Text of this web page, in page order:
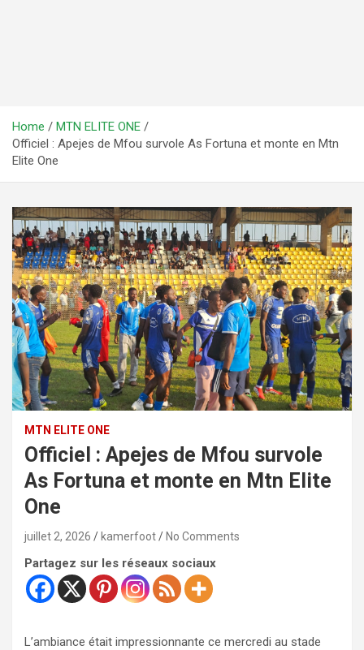
Home
MTN ELITE ONE
Officiel : Apejes de Mfou survole As Fortuna et monte en Mtn
Elite One
MTN ELITE ONE
Officiel : Apejes de Mfou survole
As Fortuna et monte en Mtn Elite
One
juillet 2, 2026 kamerfoot No Comments
Partagez sur les réseaux sociaux
L’ambiance était impressionnante ce mercredi au stade